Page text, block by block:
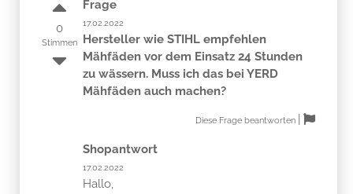
0
Stimmen
Frage
17.02.2022
Hersteller wie STIHL empfehlen
Mähfäden vor dem Einsatz 24 Stunden
zu wässern. Muss ich das bei YERD
Mähfäden auch machen?
Diese Frage beantworten
Shopantwort
17.02.2022
Hallo,